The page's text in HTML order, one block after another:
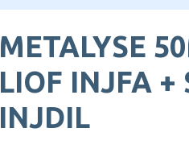
METALYSE
LIOF INJFA +
INJDIL